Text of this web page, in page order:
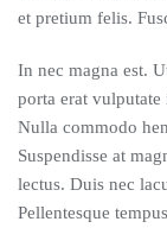
et pretium felis.
In nec magna est.
porta erat vulputate
Nulla commodo
Suspendisse at
lectus. Duis nec
Pellentesque